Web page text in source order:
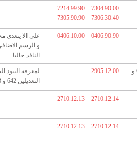
7214.99.90
7304.90.00
7305.90.90
7306.30.40
0406.10.00 0406.90.90
على الا يتعدى
و الرسم
النافذ حاليا
تمديد العمل بالمرسومين رقم 6255 و
2905.12.00
لمعرفة البنود
التعديلين 642 و 643
2710.12.13 2710.12.14
2710.12.13 2710.12.14